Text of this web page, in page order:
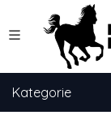
Kategorie